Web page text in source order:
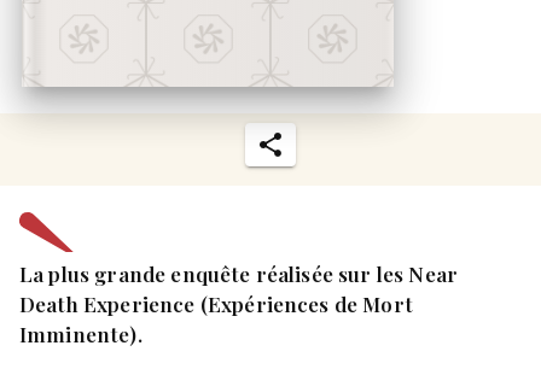
La plus grande enquête réalisée sur les Near
Death Experience (Expériences de Mort
Imminente).